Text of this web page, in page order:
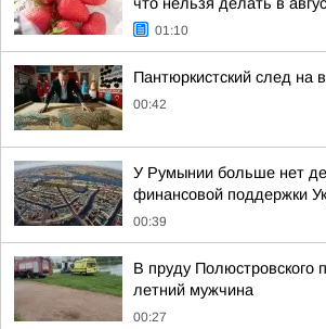
01:10
Пантюркистский след на
00:42
У Румынии больше нет
финансовой поддержки
00:39
В пруду Полюстровского
летний мужчина
00:27